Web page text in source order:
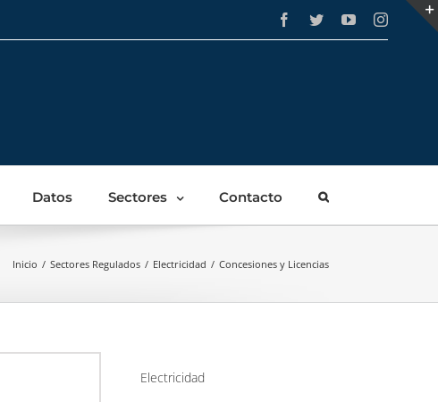
Facebook
TwitterYouTube
Datos Sectores Contacto
Inicio / Sectores Regulados / Electricidad / Concesiones y Licencias
Electricidad